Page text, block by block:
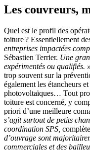
Les couvreurs,
Quel est le profil des
toiture ? Essentiellement
entreprises impactées
Sébastien Terrier. Une
expérimentés ou qualifiés. »
trop souvent sur la
également les étancheurs
photovoltaïques… Tout
toiture est concerné, y
priori d’une meilleure
s’agit surtout de petits
coordination SPS,
d’ouvrage sont
commerciales et des